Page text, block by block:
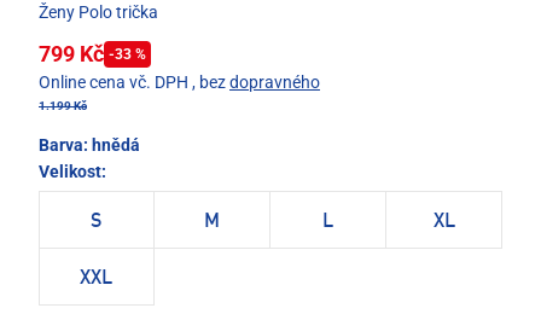
Ženy Polo trička
799 Kč -33 %
Online cena vč. DPH , bezdopravného
1.199 Kč
Barva: hnědá
Velikost:
S M L XL
XXL